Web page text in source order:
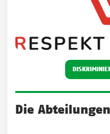
Die Abteilungen